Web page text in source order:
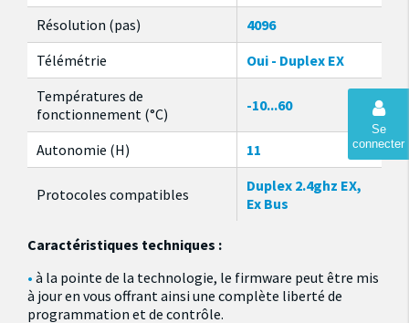
Se
connecter
Résolution (pas)
4096
Télémétrie
Oui - Duplex EX
Températures de
fonctionnement (°C)
-10...60
Autonomie (H) 11
Protocoles compatibles
Duplex 2.4ghz EX,
Ex Bus
Caractéristiques techniques :
à la pointe de la technologie, le firmware peut être mis
à jour en vous offrant ainsi une complète liberté de
programmation et de contrôle.